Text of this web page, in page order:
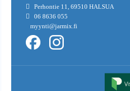
Perhontie 11, 69510 HALSUA
06 8636 055
myynti@jarmix.fi